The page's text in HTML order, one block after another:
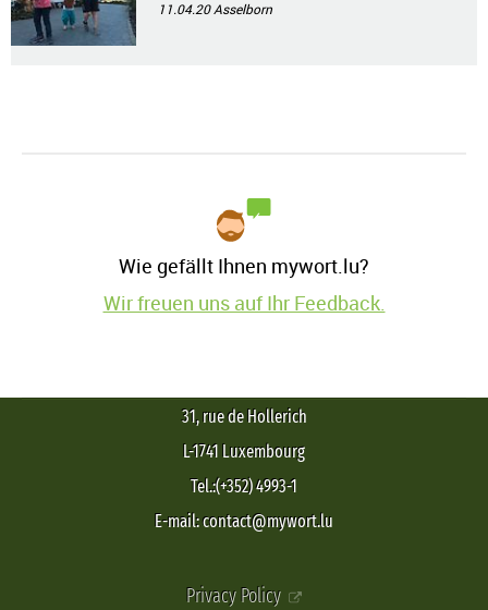
11.04.20Asselborn
Wie gefällt Ihnen mywort.lu?
Wir freuen uns auf Ihr Feedback.
31, rue de Hollerich
L-1741 Luxembourg
Tel.:(+352) 4993-1
E-mail: contact@mywort.lu
Privacy Policy